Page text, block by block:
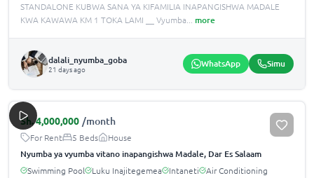
STANDALONE KUBWA SANA YA KIFAMILIA INAPANGISHWA MADALE
KWA KAWAWA KM 1 TOKA LAMI __ Vyumba
more
dalali_nyumba_goba
21 days ago WhatsApp Simu
Sh.4,000,000 /month
For Rent 5 Beds House
Nyumba ya vyumba vitano inapangishwa Madale, Dar Es Salaam
Swimming Pool Luku Inajitegemea Intaneti Air Conditioning